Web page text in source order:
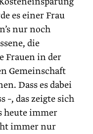
es einer Frau
nur noch
die
Frauen in der
Gemeinschaft
Dass es dabei
–, das zeigte sich
heute immer
immer nur